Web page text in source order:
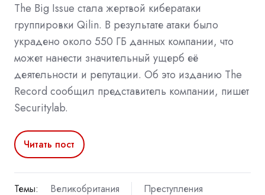
The Big Issue стала жертвой кибератаки
группировки Qilin. В результате атаки было
украдено около 550 ГБ данных компании, что
может нанести значительный ущерб её
деятельности и репутации. Об это изданию The
Record сообщил представитель компании, пишет
Securitylab.
Читать пост
Темы: Великобритания Преступления